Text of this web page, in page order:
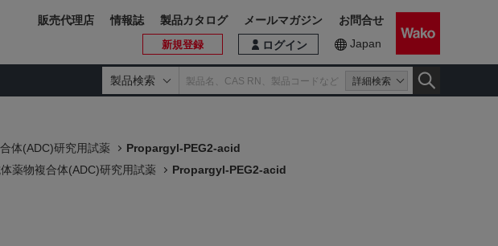
製品検索 詳細検索
ログイン
新規登録 Japan
販売代理店 情報誌 製品カタログ メールマガジン お問合せ
体(ADC)研究用試薬
Propargyl-PEG2-acid
薬物複合体(ADC)研究用試薬 Propargyl-PEG2-acid